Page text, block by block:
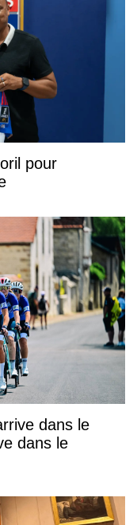
pour
dans le
dans le